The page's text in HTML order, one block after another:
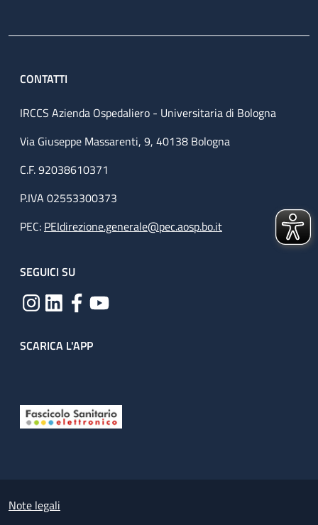
CONTATTI
IRCCS Azienda Ospedaliero - Universitaria di Bologna
Via Giuseppe Massarenti, 9, 40138 Bologna
C.F. 92038610371
P.IVA 02553300373
PEC: PEIdirezione.generale@pec.aosp.bo.it
SEGUICI SU
SCARICA L'APP
Small prints
Note legali